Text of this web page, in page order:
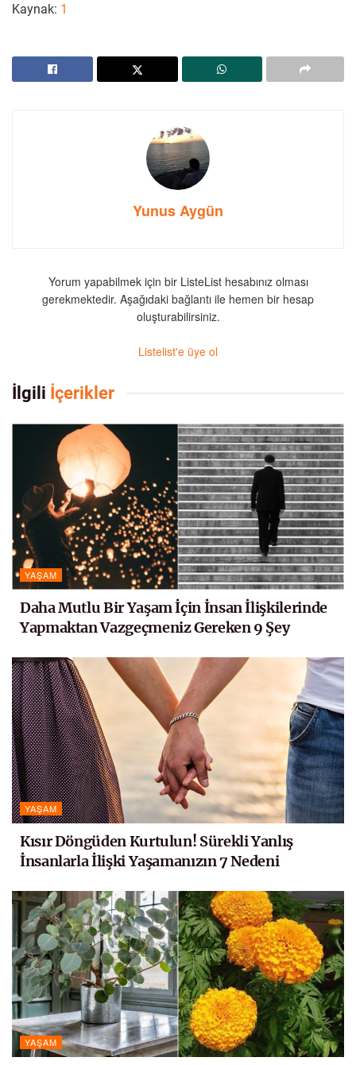
Kaynak: 1
Yunus Aygün
Yorum yapabilmek için bir ListeList hesabınız olması
gerekmektedir. Aşağıdaki bağlantı ile hemen bir hesap
oluşturabilirsiniz.
Listelist'e üye ol
İlgili İçerikler
YAŞAM
Daha Mutlu Bir Yaşam İçin İnsan İlişkilerinde
Yapmaktan Vazgeçmeniz Gereken 9 Şey
YAŞAM
Kısır Döngüden Kurtulun! Sürekli Yanlış
İnsanlarla İlişki Yaşamanızın 7 Nedeni
YAŞAM